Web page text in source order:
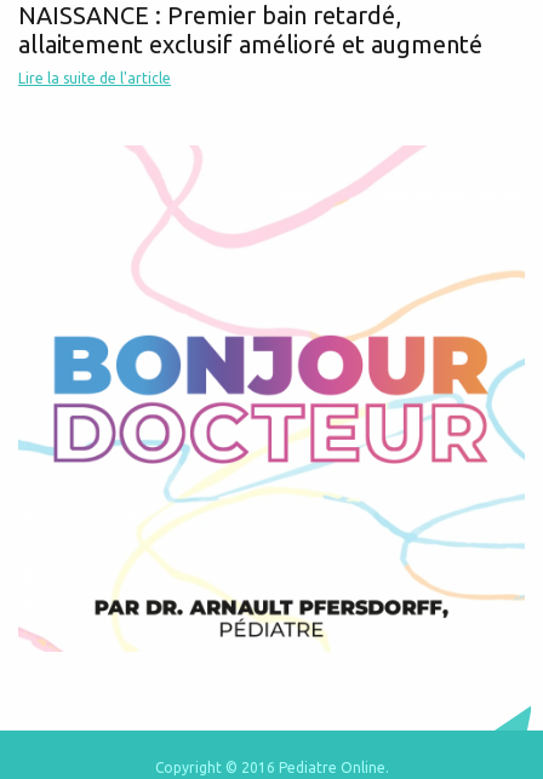
NAISSANCE : Premier bain retardé,
allaitement exclusif amélioré et augmenté
Lire la suite de l'article
Copyright © 2016 Pediatre Online.